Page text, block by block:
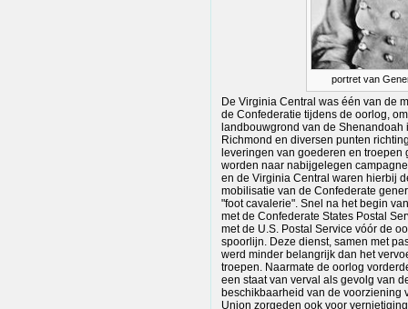
portret van
De Virginia Central was één van de
de Confederatie tijdens de oorlog,
landbouwgrond van de
Richmond en diversen punten
leveringen van goederen en
worden naar nabijgelegen
en de Virginia Central waren hierbij
mobilisatie van de Confederate
"foot cavalerie". Snel na het begin
met de Confederate States Postal
met de U.S. Postal Service vóór de
spoorlijn. Deze dienst, samen met
werd minder belangrijk dan het
troepen. Naarmate de oorlog
een staat van verval als gevolg van
beschikbaarheid van de voorziening
Union zorgeden ook voor